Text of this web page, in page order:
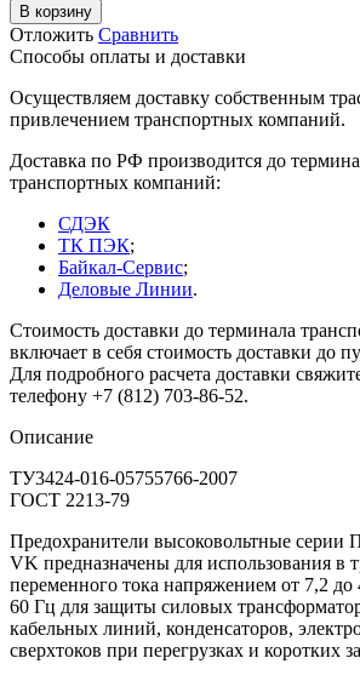
В корзину
Отложить Сравнить
Способы оплаты и доставки
Осуществляем доставку собственным
привлечением транспортных компаний.
Доставка по РФ производится до
транспортных компаний:
СДЭК
ТК ПЭК;
Байкал-Сервис;
Деловые Линии.
Стоимость доставки до терминала
включает в себя стоимость доставки до
Для подробного расчета доставки
телефону +7 (812) 703-86-52.
Описание
ТУ3424-016-05755766-2007
ГОСТ 2213-79
Предохранители высоковольтные серии
VK предназначены для использования в
переменного тока напряжением от 7,2 до
60 Гц для защиты силовых
кабельных линий, конденсаторов,
сверхтоков при перегрузках и коротких